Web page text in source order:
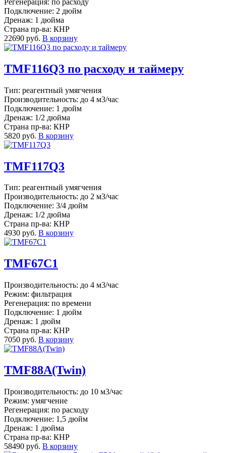
Подключение: 2 дюйм
Дренаж: 1 дюйма
Страна пр-ва: КНР
22690 руб. В корзину
TMF116Q3 по расходу и таймеру
Тип: реагентный умягчения
Производительность: до 4 м3/час
Подключение: 1 дюйм
Дренаж: 1/2 дюйма
Страна пр-ва: КНР
5820 руб. В корзину
TMF117Q3
Тип: реагентный умягчения
Производительность: до 2 м3/час
Подключение: 3/4 дюйм
Дренаж: 1/2 дюйма
Страна пр-ва: КНР
4930 руб. В корзину
TMF67C1
Производительность: до 4 м3/час
Режим: фильтрация
Регенерация: по времени
Подключение: 1 дюйм
Дренаж: 1 дюйм
Страна пр-ва: КНР
7050 руб. В корзину
TMF88A(Twin)
Производительность: до 10 м3/час
Режим: умягчение
Регенерация: по расходу
Подключение: 1,5 дюйм
Дренаж: 1 дюйма
Страна пр-ва: КНР
58490 руб. В корзину